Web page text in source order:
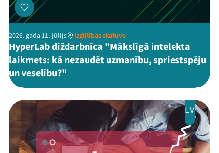
2026. gada 11. jūlijs Izglītības skatuve
HyperLab diždarbnīca "Mākslīgā intelekta
laikmets: kā nezaudēt uzmanību, spriestspēju
un veselību?"
LV